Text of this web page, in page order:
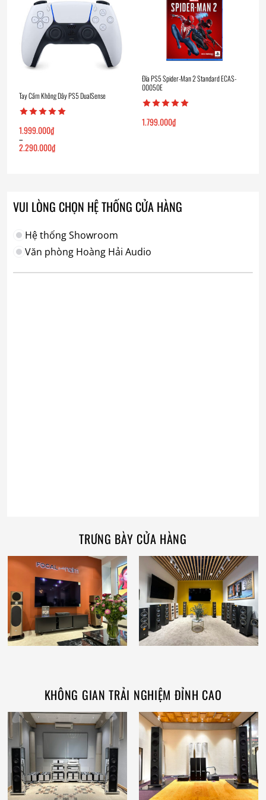
Tay Cầm Không Dây PS5 DualSense
1.999.000₫
–
2.290.000₫
Đĩa PS5 Spider-Man 2 Standard ECAS-
00050E
1.799.000₫
VUI LÒNG CHỌN HỆ THỐNG CỬA HÀNG
Hệ thống Showroom
Văn phòng Hoàng Hải Audio
TRƯNG BÀY CỬA HÀNG
KHÔNG GIAN TRẢI NGHIỆM ĐỈNH CAO